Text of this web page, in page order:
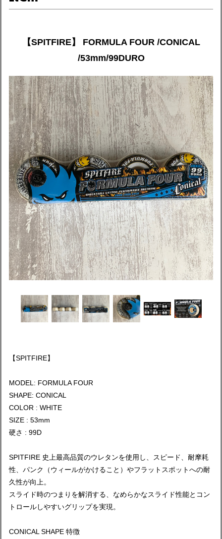
【SPITFIRE】 FORMULA FOUR /CONICAL
/53mm/99DURO
【SPITFIRE】
MODEL: FORMULA FOUR
SHAPE: CONICAL
COLOR : WHITE
SIZE : 53mm
硬さ : 99D
SPITFIRE 史上最高品質のウレタンを使用し、スピード、耐摩耗
性、パンク（ウィールがかけること）やフラットスポットへの耐
久性が向上。
スライド時のつまりを解消する、なめらかなスライド性能とコン
トロールしやすいグリップを実現。
CONICAL SHAPE 特徴